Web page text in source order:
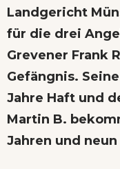
Landgericht
für die drei
Grevener Frank
Gefängnis.
Jahre Haft und
Martin B.
Jahren und